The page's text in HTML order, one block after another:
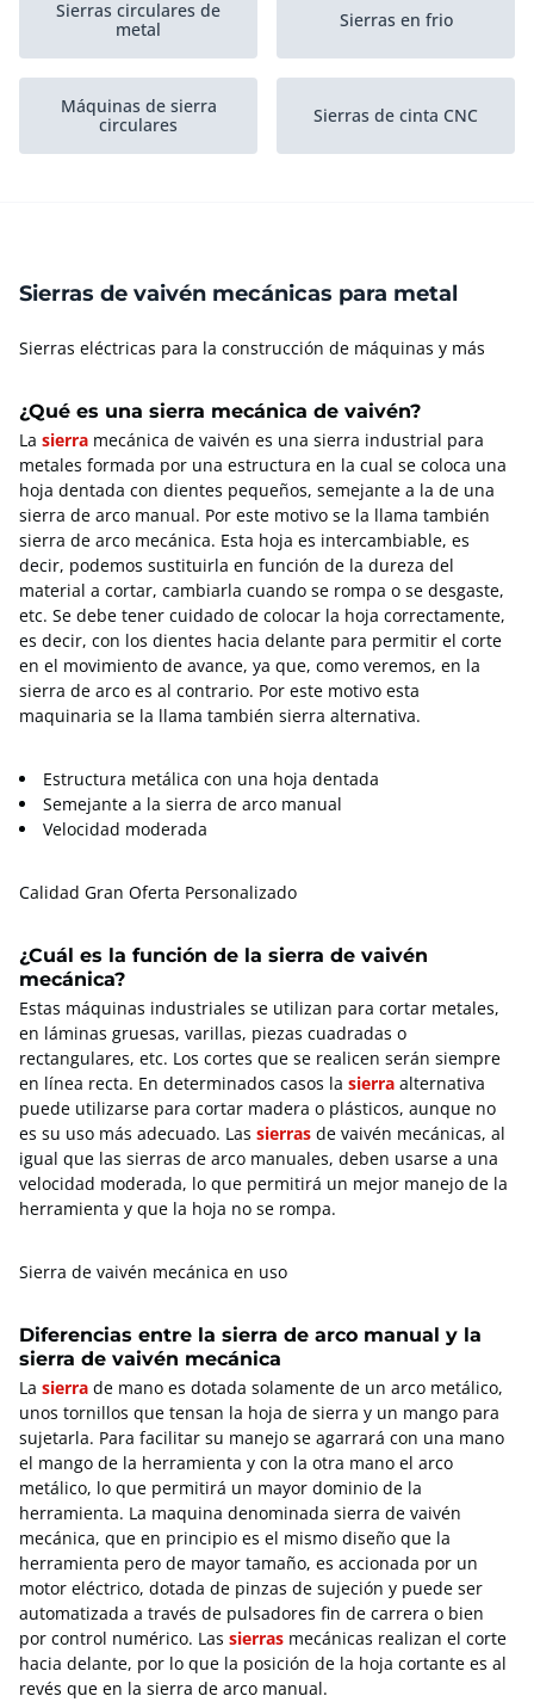
Sierras circulares de
metal
Sierras en frio
Máquinas de sierra
circulares
Sierras de cinta CNC
Sierras de vaivén mecánicas para metal
Sierras eléctricas para la construcción de máquinas y más
¿Qué es una sierra mecánica de vaivén?
La sierra mecánica de vaivén es una sierra industrial para
metales formada por una estructura en la cual se coloca una
hoja dentada con dientes pequeños, semejante a la de una
sierra de arco manual. Por este motivo se la llama también
sierra de arco mecánica. Esta hoja es intercambiable, es
decir, podemos sustituirla en función de la dureza del
material a cortar, cambiarla cuando se rompa o se desgaste,
etc. Se debe tener cuidado de colocar la hoja correctamente,
es decir, con los dientes hacia delante para permitir el corte
en el movimiento de avance, ya que, como veremos, en la
sierra de arco es al contrario. Por este motivo esta
maquinaria se la llama también sierra alternativa.
Estructura metálica con una hoja dentada
Semejante a la sierra de arco manual
Velocidad moderada
Calidad Gran Oferta Personalizado
¿Cuál es la función de la sierra de vaivén
mecánica?
Estas máquinas industriales se utilizan para cortar metales,
en láminas gruesas, varillas, piezas cuadradas o
rectangulares, etc. Los cortes que se realicen serán siempre
en línea recta. En determinados casos la sierra alternativa
puede utilizarse para cortar madera o plásticos, aunque no
es su uso más adecuado. Las sierras de vaivén mecánicas, al
igual que las sierras de arco manuales, deben usarse a una
velocidad moderada, lo que permitirá un mejor manejo de la
herramienta y que la hoja no se rompa.
Sierra de vaivén mecánica en uso
Diferencias entre la sierra de arco manual y la
sierra de vaivén mecánica
La sierra de mano es dotada solamente de un arco metálico,
unos tornillos que tensan la hoja de sierra y un mango para
sujetarla. Para facilitar su manejo se agarrará con una mano
el mango de la herramienta y con la otra mano el arco
metálico, lo que permitirá un mayor dominio de la
herramienta. La maquina denominada sierra de vaivén
mecánica, que en principio es el mismo diseño que la
herramienta pero de mayor tamaño, es accionada por un
motor eléctrico, dotada de pinzas de sujeción y puede ser
automatizada a través de pulsadores fin de carrera o bien
por control numérico. Las sierras mecánicas realizan el corte
hacia delante, por lo que la posición de la hoja cortante es al
revés que en la sierra de arco manual.